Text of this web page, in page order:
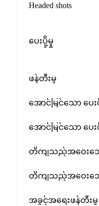
Headed shots
ပေးပို့မှု
ဖန်တီးမှု
အောင်မြင်သော ပေး
အောင်မြင်သော ပေး
တိကျသည့်အဝေးဘ
တိကျသည့်အဝေးဘေ
အခွင့်အရေးဖန်တီးမှု